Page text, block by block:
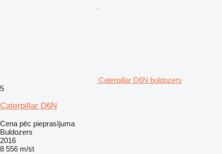
Caterpillar D6N buldozers
5
Caterpillar D6N
Cena pēc pieprasījuma
Buldozers
2016
8 556 m/st